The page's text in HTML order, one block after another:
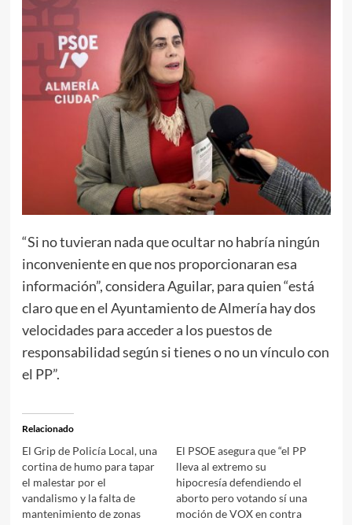
“Si no tuvieran nada que ocultar no habría ningún
inconveniente en que nos proporcionaran esa
información”, considera Aguilar, para quien “está
claro que en el Ayuntamiento de Almería hay dos
velocidades para acceder a los puestos de
responsabilidad según si tienes o no un vínculo con
el PP”.
Relacionado
El Grip de Policía Local, una
cortina de humo para tapar
el malestar por el
vandalismo y la falta de
mantenimiento de zonas
El PSOE asegura que “el PP
lleva al extremo su
hipocresía defendiendo el
aborto pero votando sí una
moción de VOX en contra